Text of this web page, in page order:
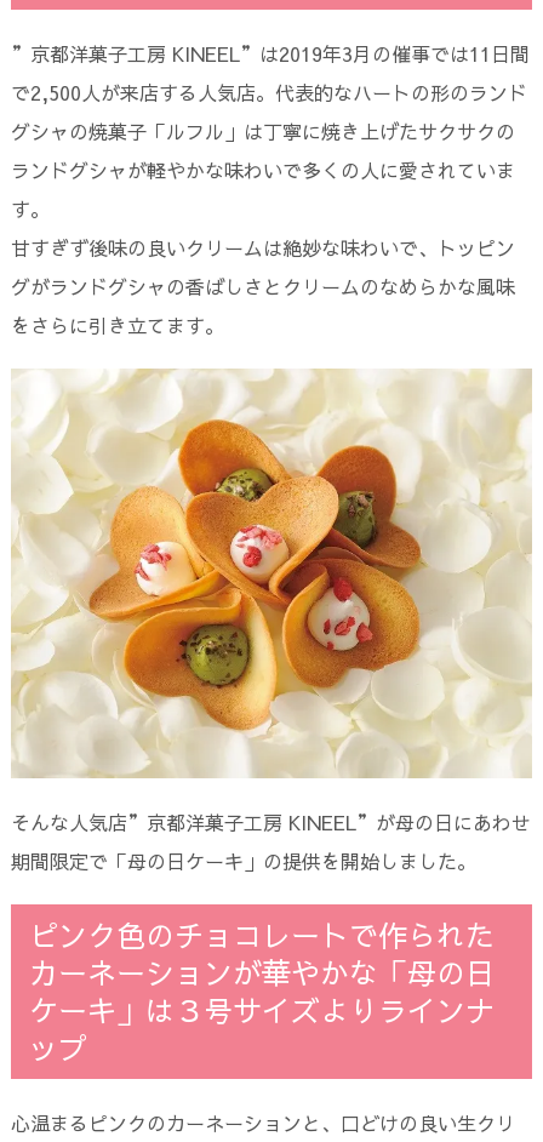
”京都洋菓子工房 KINEEL”は2019年3月の催事では11日間
で2,500人が来店する人気店。代表的なハートの形のランド
グシャの焼菓子「ルフル」は丁寧に焼き上げたサクサクの
ランドグシャが軽やかな味わいで多くの人に愛されていま
す。
甘すぎず後味の良いクリームは絶妙な味わいで、トッピン
グがランドグシャの香ばしさとクリームのなめらかな風味
をさらに引き立てます。
そんな人気店”京都洋菓子工房 KINEEL”が母の日にあわせ
期間限定で「母の日ケーキ」の提供を開始しました。
ピンク色のチョコレートで作られた
カーネーションが華やかな「母の日
ケーキ」は３号サイズよりラインナ
ップ
心温まるピンクのカーネーションと、口どけの良い生クリ